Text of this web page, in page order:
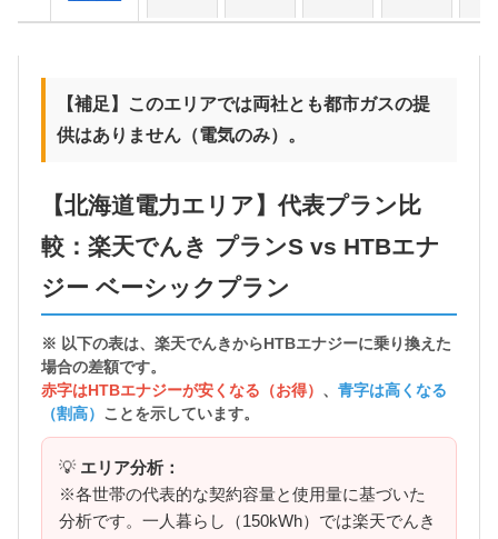
【補足】このエリアでは両社とも都市ガスの提
供はありません（電気のみ）。
【北海道電力エリア】代表プラン比
較：楽天でんき プランS vs HTBエナ
ジー ベーシックプラン
※ 以下の表は、楽天でんきからHTBエナジーに乗り換えた
場合の差額です。
赤字はHTBエナジーが安くなる（お得） 、 青字は高くなる
（割高） ことを示しています。
💡 エリア分析：
※各世帯の代表的な契約容量と使用量に基づいた
分析です。一人暮らし（150kWh）では楽天でんき